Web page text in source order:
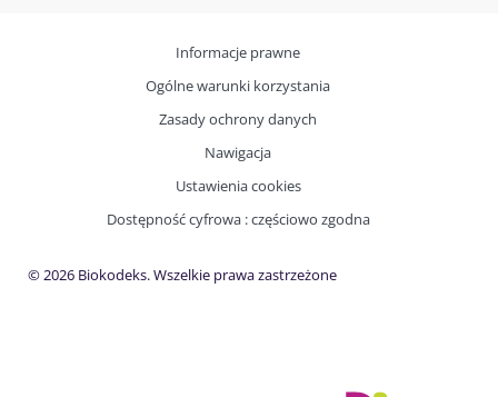
© 2026 Biokodeks. Wszelkie prawa zastrzeżone
Informacje prawne
Ogólne warunki korzystania
Zasady ochrony danych
Nawigacja
Ustawienia cookies
Dostępność cyfrowa : częściowo zgodna